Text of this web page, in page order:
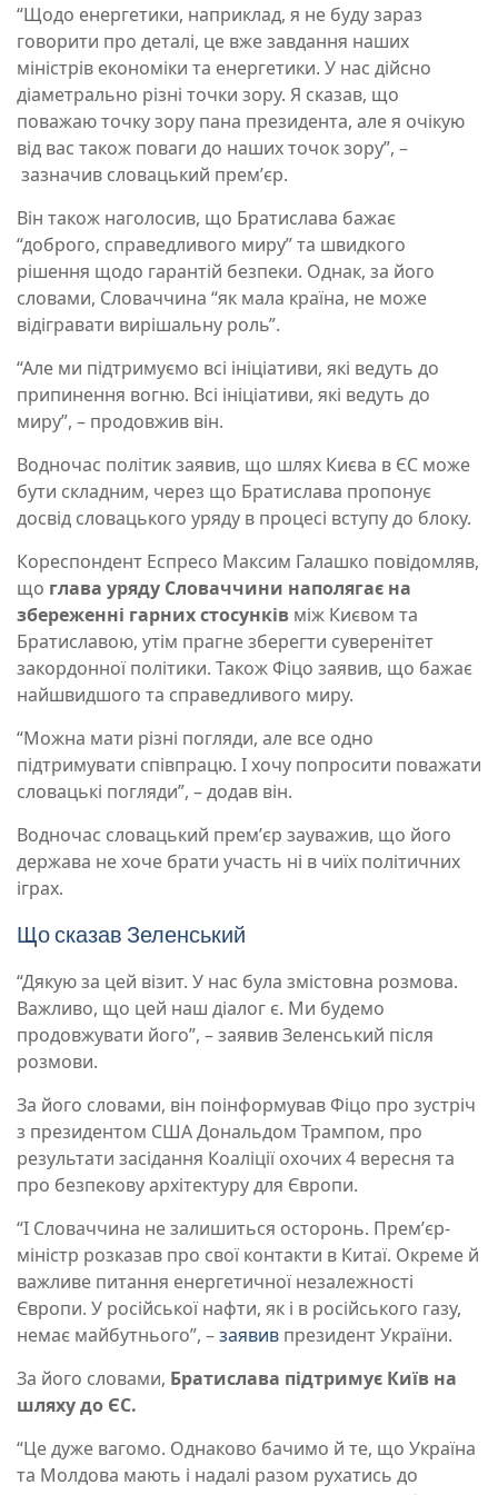
“Щодо енергетики, наприклад, я не буду зараз
говорити про деталі, це вже завдання наших
міністрів економіки та енергетики. У нас дійсно
діаметрально різні точки зору. Я сказав, що
поважаю точку зору пана президента, але я очікую
від вас також поваги до наших точок зору”, –
зазначив словацький премʼєр.
Він також наголосив, що Братислава бажає
“доброго, справедливого миру” та швидкого
рішення щодо гарантій безпеки. Однак, за його
словами, Словаччина “як мала країна, не може
відігравати вирішальну роль”.
“Але ми підтримуємо всі ініціативи, які ведуть до
припинення вогню. Всі ініціативи, які ведуть до
миру”, – продовжив він.
Водночас політик заявив, що шлях Києва в ЄС може
бути складним, через що Братислава пропонує
досвід словацького уряду в процесі вступу до блоку.
Кореспондент Еспресо Максим Галашко повідомляв,
що глава уряду Словаччини наполягає на
збереженні гарних стосунків між Києвом та
Братиславою, утім прагне зберегти суверенітет
закордонної політики. Також Фіцо заявив, що бажає
найшвидшого та справедливого миру.
“Можна мати різні погляди, але все одно
підтримувати співпрацю. І хочу попросити поважати
словацькі погляди”, – додав він.
Водночас словацький премʼєр зауважив, що його
держава не хоче брати участь ні в чиїх політичних
іграх.
Що сказав Зеленський
“Дякую за цей візит. У нас була змістовна розмова.
Важливо, що цей наш діалог є. Ми будемо
продовжувати його”, – заявив Зеленський після
розмови.
За його словами, він поінформував Фіцо про зустріч
з президентом США Дональдом Трампом, про
результати засідання Коаліції охочих 4 вересня та
про безпекову архітектуру для Європи.
“І Словаччина не залишиться осторонь. Премʼєр-
міністр розказав про свої контакти в Китаї. Окреме й
важливе питання енергетичної незалежності
Європи. У російської нафти, як і в російського газу,
немає майбутнього”, –заявив президент України.
За його словами, Братислава підтримує Київ на
шляху до ЄС.
“Це дуже вагомо. Однаково бачимо й те, що Україна
та Молдова мають і надалі разом рухатись до